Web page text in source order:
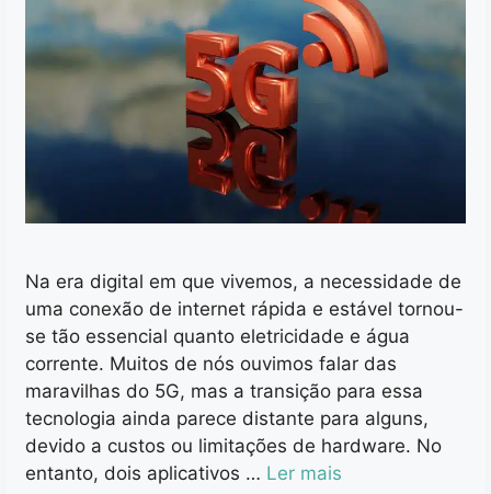
Na era digital em que vivemos, a necessidade de
uma conexão de internet rápida e estável tornou-
se tão essencial quanto eletricidade e água
corrente. Muitos de nós ouvimos falar das
maravilhas do 5G, mas a transição para essa
tecnologia ainda parece distante para alguns,
devido a custos ou limitações de hardware. No
entanto, dois aplicativos … Ler mais